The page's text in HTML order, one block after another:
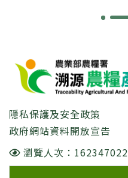
隱私保護及安全政策
政府網站資料開放宣告
瀏覽人次：162347022